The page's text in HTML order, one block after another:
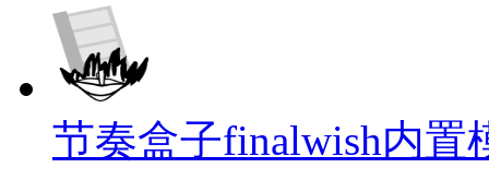
节奏盒子finalwish内置